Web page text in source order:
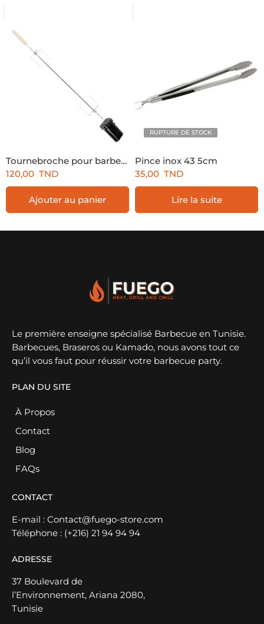
Tournebroche pour barbecue 70cm
120,00 TND
Ajouter au panier
Pince inox 43 5cm
RUPTURE DE STOCK
35,00 TND
Lire la suite
Le première enseigne spécialisé Barbecue en Tunisie.
Barbecues, Braseros ou Kamado, nous avons tout ce
qu’il vous faut pour réussir votre barbecue party.
PLAN DU SITE
À Propos
Contact
Blog
FAQs
CONTACT
E-mail : Contact@fuego-store.com
Téléphone : (+216) 21 94 94 94
ADRESSE
37 Boulevard de
l’Environnement, Ariana 2080,
Tunisie